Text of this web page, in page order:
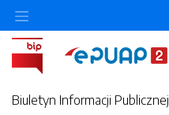
Biuletyn Informacji Publicznej